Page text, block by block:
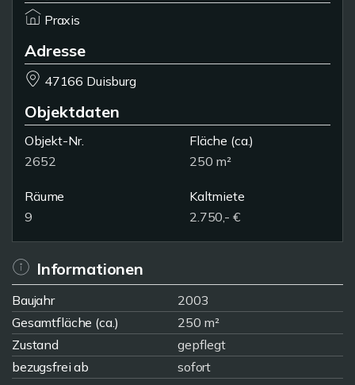
Praxis
Adresse
47166 Duisburg
Objektdaten
Objekt-Nr.
2652
Fläche (ca.)
250 m²
Räume
9
Kaltmiete
2.750,- €
Informationen
Baujahr
2003
Gesamtfläche (ca.)
250 m²
Zustand
gepflegt
bezugsfrei ab
sofort